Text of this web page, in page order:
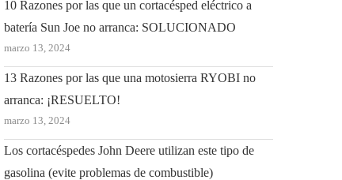
10 Razones por las que un cortacésped eléctrico a
batería Sun Joe no arranca: SOLUCIONADO
marzo 13, 2024
13 Razones por las que una motosierra RYOBI no
arranca: ¡RESUELTO!
marzo 13, 2024
Los cortacéspedes John Deere utilizan este tipo de
gasolina (evite problemas de combustible)